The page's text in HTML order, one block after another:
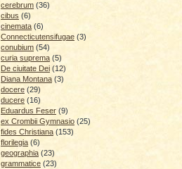
cerebrum (36)
cibus (6)
cinemata (6)
Connecticutensifugae (3)
conubium (54)
curia suprema (5)
De ciuitate Dei (12)
Diana Montana (3)
docere (29)
ducere (16)
Eduardus Feser (9)
ex Crombii Gymnasio (25)
fides Christiana (153)
florilegia (6)
geographia (23)
grammatice (23)